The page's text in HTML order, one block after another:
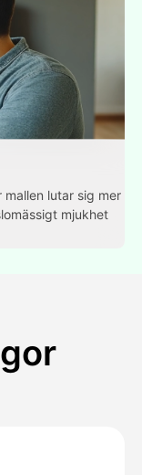
lutar sig mer
mjukhet